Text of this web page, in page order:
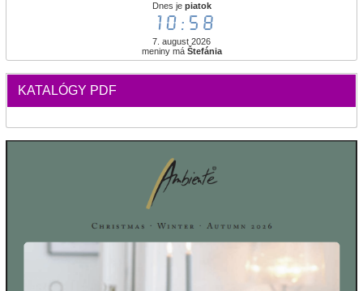
Dnes je piatok
10:58
7. august 2026
meniny má Štefánia
KATALÓGY PDF